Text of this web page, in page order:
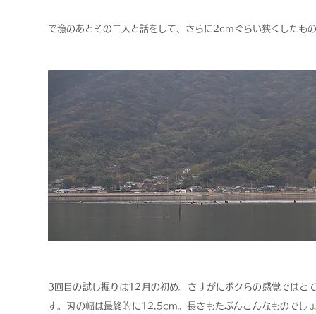
で漁のあとその二人と話をして、さらに2cmぐらい狭くしたも
3回目の試し掘りは12月の初め。さすがにボクらの感覚ではと
す。 刃の幅は最終的に12.5cm。長さもたぶんこんなものでし